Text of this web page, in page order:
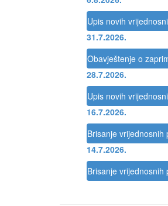
Upis novih
31.7.2026.
Obavještenje o
28.7.2026.
Upis novih
16.7.2026.
Brisanje
14.7.2026.
Brisanje